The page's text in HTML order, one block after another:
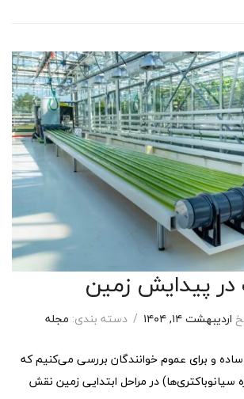
پیدایش زمین
اردیبهشت ۱۴, ۱۴۰۴ / دسته بندی: مجله
ساده و برای عموم خوانندگان بررسی می‌کنیم که
سیانوباکتری‌ها) در مراحل ابتدایی زمین نقش